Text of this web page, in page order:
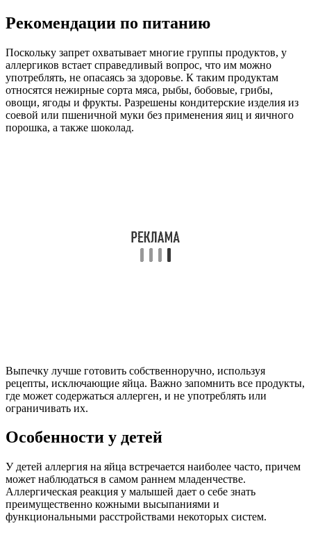
Рекомендации по питанию
Поскольку запрет охватывает многие группы продуктов, у
аллергиков встает справедливый вопрос, что им можно
употреблять, не опасаясь за здоровье. К таким продуктам
относятся нежирные сорта мяса, рыбы, бобовые, грибы,
овощи, ягоды и фрукты. Разрешены кондитерские изделия из
соевой или пшеничной муки без применения яиц и яичного
порошка, а также шоколад.
Выпечку лучше готовить собственноручно, используя
рецепты, исключающие яйца. Важно запомнить все продукты,
где может содержаться аллерген, и не употреблять или
ограничивать их.
Особенности у детей
У детей аллергия на яйца встречается наиболее часто, причем
может наблюдаться в самом раннем младенчестве.
Аллергическая реакция у малышей дает о себе знать
преимущественно кожными высыпаниями и
функциональными расстройствами некоторых систем.